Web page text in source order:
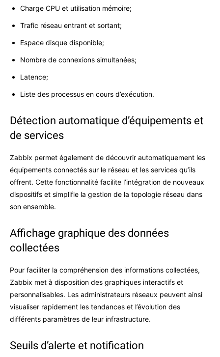
Charge CPU et utilisation mémoire;
Trafic réseau entrant et sortant;
Espace disque disponible;
Nombre de connexions simultanées;
Latence;
Liste des processus en cours d’exécution.
Détection automatique d’équipements et
de services
Zabbix permet également de découvrir automatiquement les
équipements connectés sur le réseau et les services qu’ils
offrent. Cette fonctionnalité facilite l’intégration de nouveaux
dispositifs et simplifie la gestion de la topologie réseau dans
son ensemble.
Affichage graphique des données
collectées
Pour faciliter la compréhension des informations collectées,
Zabbix met à disposition des graphiques interactifs et
personnalisables. Les administrateurs réseaux peuvent ainsi
visualiser rapidement les tendances et l’évolution des
différents paramètres de leur infrastructure.
Seuils d’alerte et notification